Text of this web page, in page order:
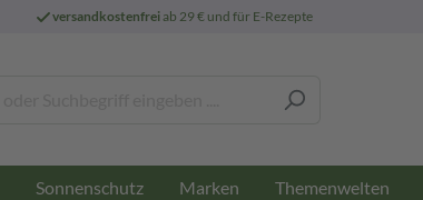
versandkostenfreiab 29 € und für E-Rezepte
Sonnenschutz Marken Themenwelten